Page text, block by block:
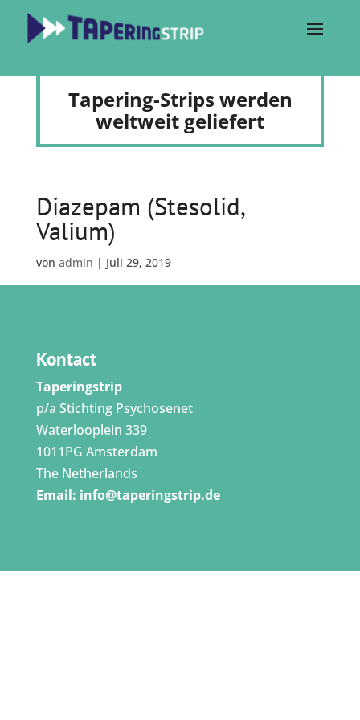
Tapering-Strips werden
weltweit geliefert
Diazepam (Stesolid,
Valium)
von admin | Juli 29, 2019
Kontact
Taperingstrip
p/a Stichting Psychosenet
Waterlooplein 339
1011PG Amsterdam
The Netherlands
Email: info@taperingstrip.de